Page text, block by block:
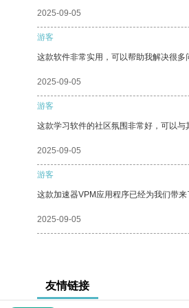
2025-09-05
游客
这款软件非常实用，可以帮助我解决很多
2025-09-05
游客
这款学习软件的社区氛围非常好，可以与
2025-09-05
游客
这款加速器VPM应用程序已经为我们带
2025-09-05
友情链接